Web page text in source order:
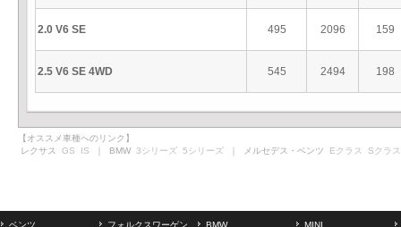
2.0 V6 SE 495 2096 159
2.5 V6 SE 4WD 545 2494 198
【オススメ車種へのリンク】
レクサス GS IS ｜ BMW 3シリーズ 5シリーズ ｜ メルセデス・ベンツ Eクラス Sクラス
ベンツ フォルクスワーゲン BMW
MINI